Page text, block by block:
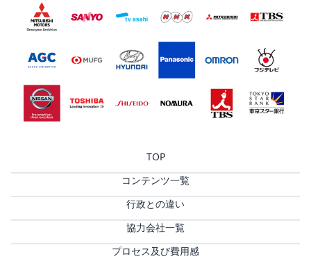
TOP
コンテンツ一覧
行政との違い
協力会社一覧
プロセス及び費用感